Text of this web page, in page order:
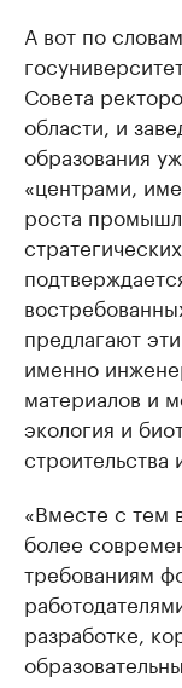
А вот по
Совета
области, и
образования
«центрами,
роста
предлагают
именно
материалов и
экология и
строительства
«Вместе с тем
более
требованиям
разработке,